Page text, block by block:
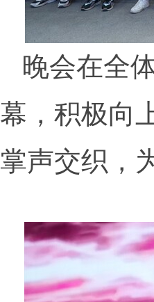
晚会在全
幕，积极向
掌声交织，